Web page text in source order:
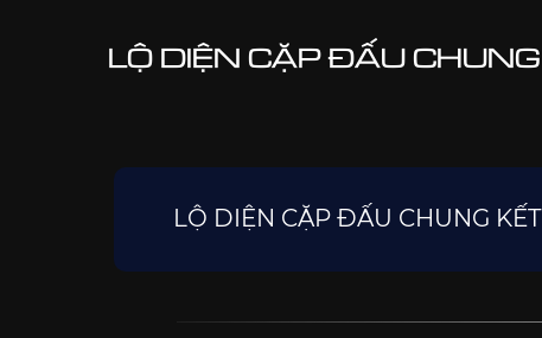
LỘ DIỆN CẶP ĐẤU
LỘ DIỆN CẶP ĐẤU CHUNG